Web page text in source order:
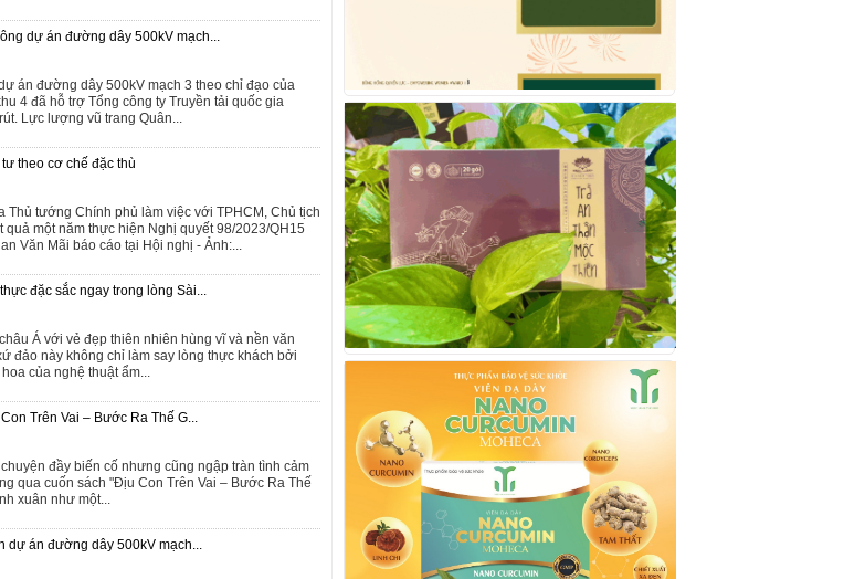
dự án đường dây 500kV mạch...
án đường dây 500kV mạch 3 theo chỉ đạo của
4 đã hỗ trợ Tổng công ty Truyền tải quốc gia
Lực lượng vũ trang Quân...
theo cơ chế đặc thù
Thủ tướng Chính phủ làm việc với TPHCM, Chủ tịch
một năm thực hiện Nghị quyết 98/2023/QH15
Văn Mãi báo cáo tại Hội nghị - Ảnh:...
đặc sắc ngay trong lòng Sài...
Á với vẻ đẹp thiên nhiên hùng vĩ và nền văn
đảo này không chỉ làm say lòng thực khách bởi
của nghệ thuật ẩm...
Trên Vai – Bước Ra Thế G...
đầy biến cố nhưng cũng ngập tràn tình cảm
qua cuốn sách "Địu Con Trên Vai – Bước Ra Thế
xuân như một...
dự án đường dây 500kV mạch...